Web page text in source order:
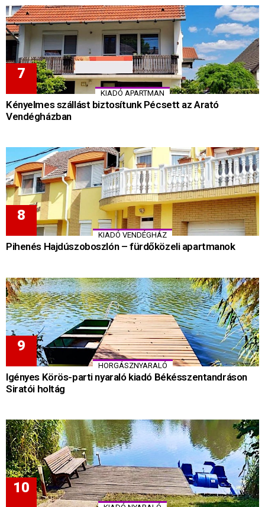
KIADÓ APARTMAN
Kényelmes szállást biztosítunk Pécsett az Arató
Vendégházban
KIADÓ VENDÉGHÁZ
Pihenés Hajdúszoboszlón – fürdőközeli apartmanok
HORGÁSZNYARALÓ
Igényes Körös-parti nyaraló kiadó Békésszentandráson
Siratói holtág